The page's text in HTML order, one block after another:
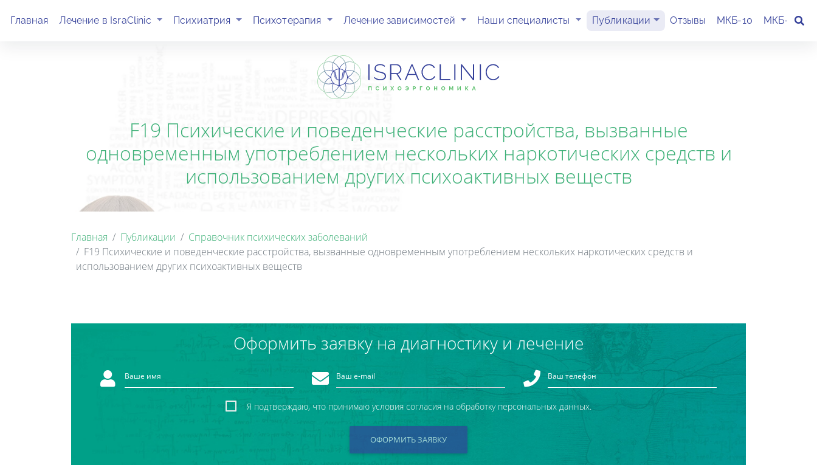
Главная Лечение в IsraClinic (current)Психиатрия (current)Психотерапия (current)Лечение зависимостей (current)Наши специалисты (current)Публикации Отзывы МКБ-10 МКБ-11
F19 Психические и поведенческие расстройства, вызванные
одновременным употреблением нескольких наркотических средств и
использованием других психоактивных веществ
Главная Публикации
Справочник психических заболеваний
F19 Психические и поведенческие расстройства, вызванные одновременным употреблением нескольких наркотических средств и
использованием других психоактивных веществ
Оформить заявку на диагностику и лечение
Я подтверждаю, что принимаю условия согласия на обработку персональных данных.
ОФОРМИТЬ ЗАЯВКУ